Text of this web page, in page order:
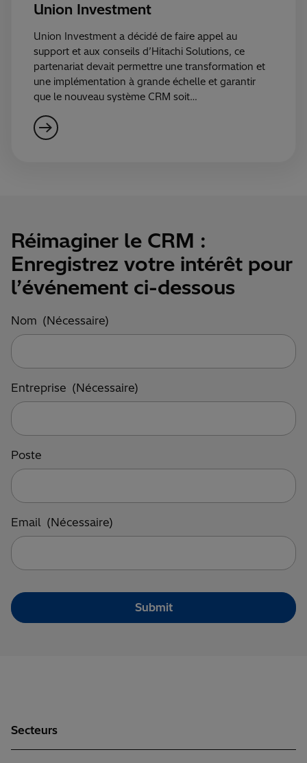
Union Investment
Union Investment a décidé de faire appel au
support et aux conseils d’Hitachi Solutions, ce
partenariat devait permettre une transformation et
une implémentation à grande échelle et garantir
que le nouveau système CRM soit…
Réimaginer le CRM :
Enregistrez votre intérêt pour
l’événement ci-dessous
Nom (Nécessaire)
Entreprise (Nécessaire)
Poste
Email (Nécessaire)
Secteurs